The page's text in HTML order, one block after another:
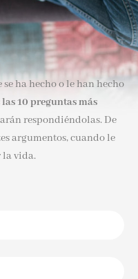
ha hecho o le han hecho
las 10 preguntas más
respondiéndolas. De
argumentos, cuando le
la vida.